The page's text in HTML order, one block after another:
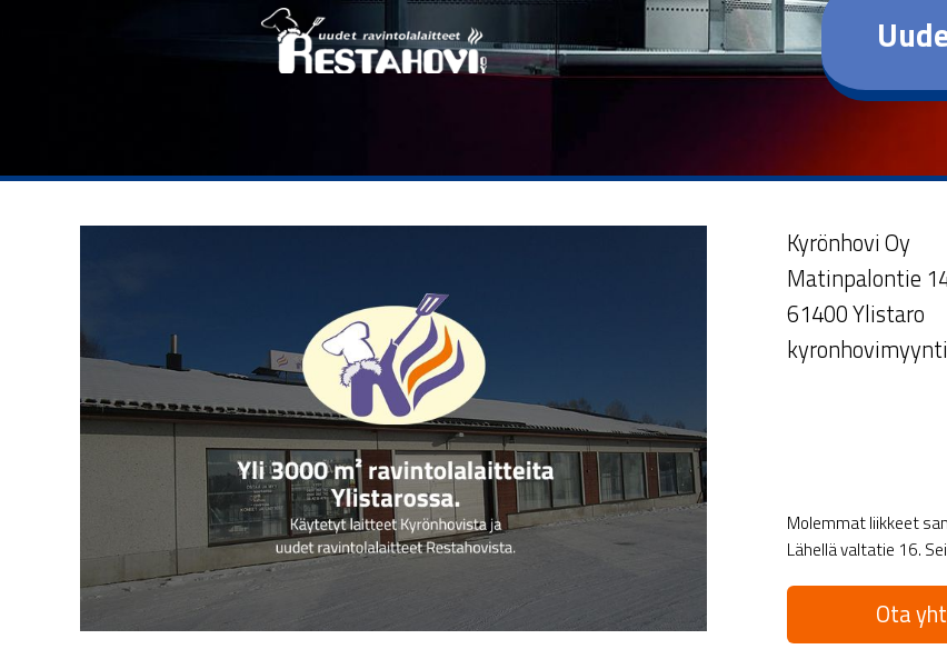
Kyrönhovi Oy
Matinpalontie
61400 Ylistaro
Molemmat liikkeet
Lähellä valtatie 16.
Ota